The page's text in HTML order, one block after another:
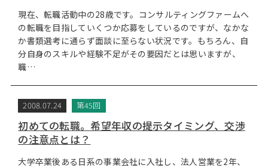
現在、転職活動中の28歳です。コンサルティングファームへ
の転職を目指していくつか応募をしているのですが、なかな
か書類選考に通らず面談に至らない状況です。もちろん、自
分自身のスキルや経験不足がその要因だとは思いますが、
職…
2008.07.24 第45回
初めての転職。希望年収の提示タイミング、交渉
の注意点とは？
大学卒業後ある日系の事業会社に入社し、法人営業を2年、